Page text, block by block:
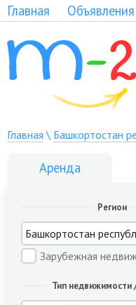
Главная Объявления
Главная \ Башкортостан
Аренда
Регион
Зарубежная
Тип недвижимости